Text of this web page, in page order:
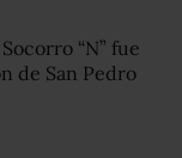
“N” fue
de San Pedro